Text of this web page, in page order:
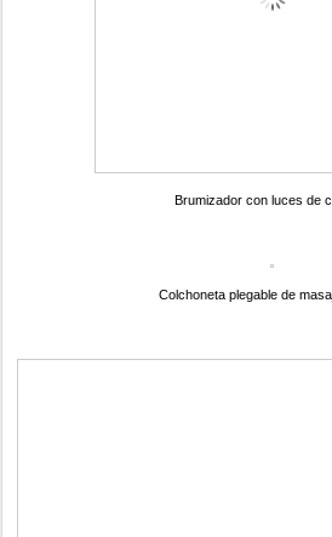
Brumizador con luces de
Colchoneta plegable de